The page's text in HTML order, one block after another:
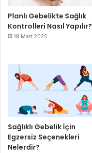
Planlı Gebelikte Sağlık
Kontrolleri Nasıl Yapılır?
18 Mart 2025
Sağlıklı Gebelik İçin
Egzersiz Seçenekleri
Nelerdir?